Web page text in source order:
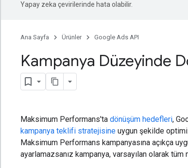
Yapay zeka çevirilerinde hata olabilir.
Ana Sayfa Ürünler Google Ads API
Kampanya Düzeyinde
Maksimum Performans'ta dönüşüm hedefleri,
kampanya teklifi stratejisine uygun şekilde
Maksimum Performans kampanyasına açıkça
ayarlamazsanız kampanya, varsayılan olarak